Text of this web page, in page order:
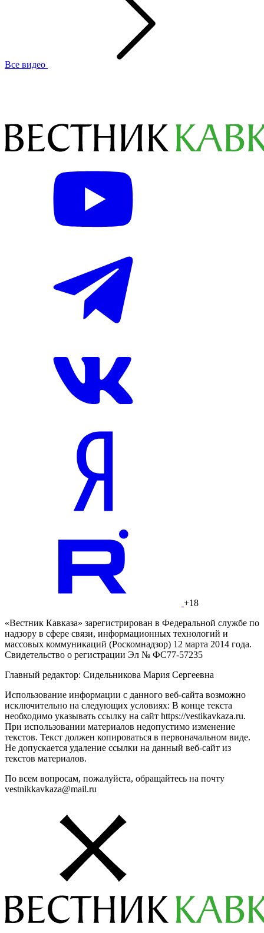
Все видео
+18
«Вестник Кавказа» зарегистрирован в Федеральной службе по
надзору в сфере связи, информационных технологий и
массовых коммуникаций (Роскомнадзор) 12 марта 2014 года.
Свидетельство о регистрации Эл № ФС77-57235
Главный редактор: Сидельникова Мария Сергеевна
Использование информации с данного веб-сайта возможно
исключительно на следующих условиях: В конце текста
необходимо указывать ссылку на сайт https://vestikavkaza.ru.
При использовании материалов недопустимо изменение
текстов. Текст должен копироваться в первоначальном виде.
Не допускается удаление ссылки на данный веб-сайт из
текстов материалов.
По всем вопросам, пожалуйста, обращайтесь на почту
vestnikkavkaza@mail.ru